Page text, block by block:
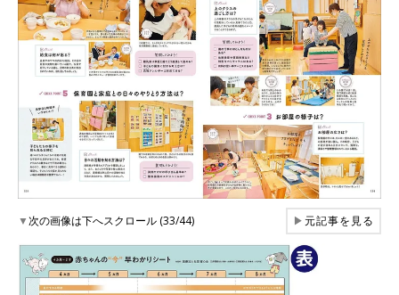
▼次の画像は下へスクロール (33/44) ▶元記事を見る